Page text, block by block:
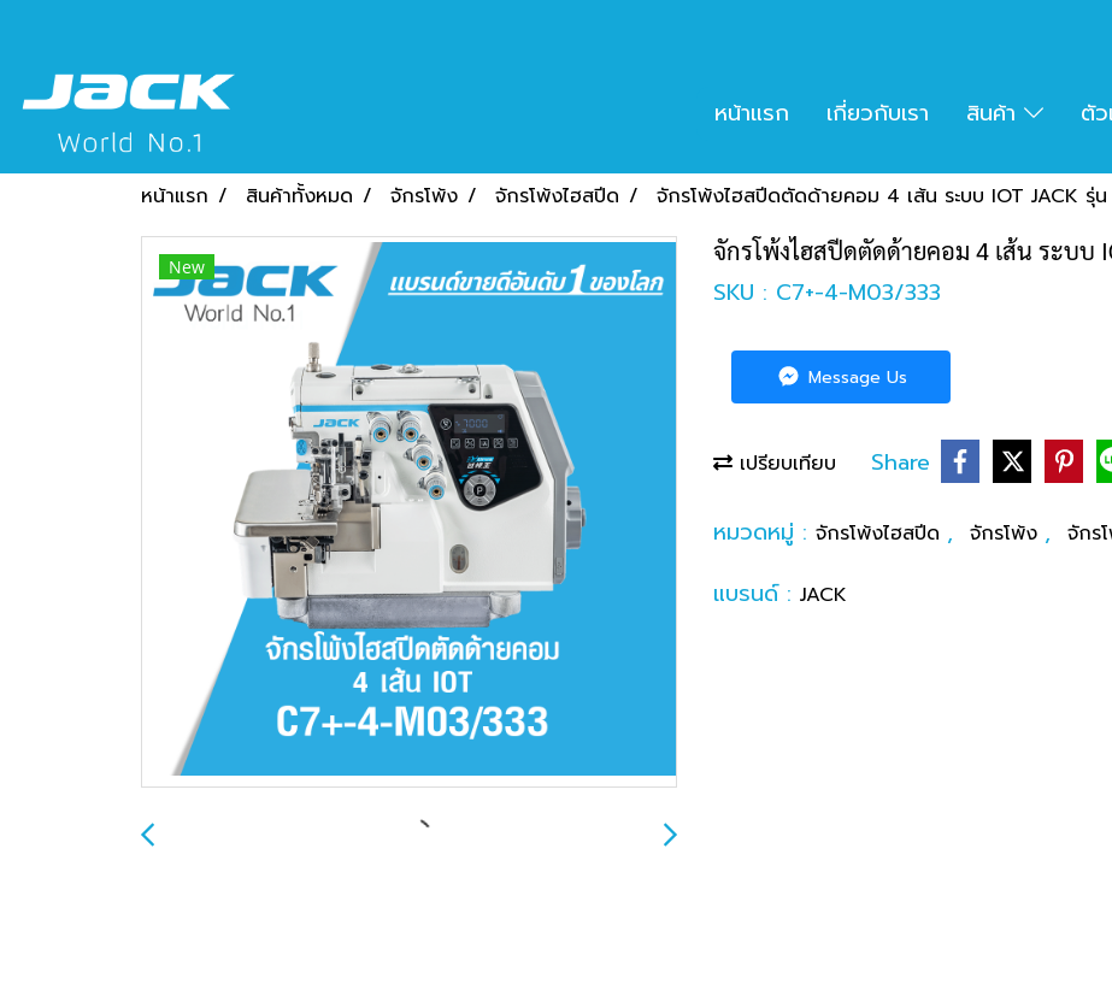
หน้าแรก เกี่ยวกับเรา สินค้า ตั
หน้าแรก สินค้าทั้งหมด จักรโพ้ง จักรโพ้งไฮสปีด จักรโพ้งไฮสปีดตัดด้ายคอม 4 เส้น ระบบ IOT JACK รุ่
New
จักรโพ้งไฮสปีดตัดด้ายคอม 4 เส้น ระบบ
SKU : C7+-4-M03/333
Message Us
เปรียบเทียบ Share
หมวดหมู่ : จักรโพ้งไฮสปีด , จักรโพ้ง , จักร
แบรนด์ : JACK